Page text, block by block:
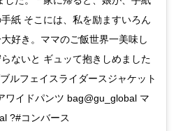
紙 そこには、私を励ますいろん
好き。ママのご飯世界一美味し
ないと ギュッて抱きしめました
ルフェイスライダースジャケット
ワイドパンツ bag@gu_global マ
?#コンバース